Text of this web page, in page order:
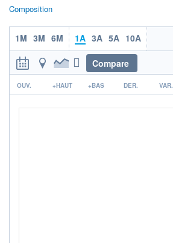
TARIFS PRIVILÉGIÉS 0%
ÉLIGIBILITÉ
PEA PEA-PME BOURSOVIE LUX
CTO BUSINESS
Non éligible Boursobank
ACTIF NET (EUR)
Composition
1M 3M 6M 1A 3A 5A 10A
Compare
r
OUV. +HAUT +BAS DER. VAR.